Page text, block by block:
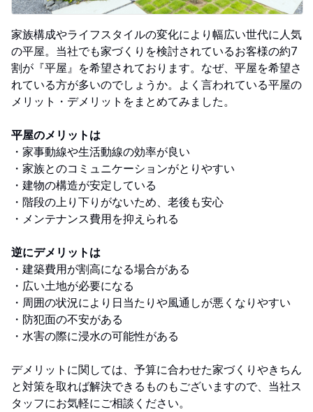
家族構成やライフスタイルの変化により幅広い世代に人気
の平屋。当社でも家づくりを検討されているお客様の約7
割が『平屋』を希望されております。なぜ、平屋を希望さ
れている方が多いのでしょうか。よく言われている平屋の
メリット・デメリットをまとめてみました。
平屋のメリットは
・家事動線や生活動線の効率が良い
・家族とのコミュニケーションがとりやすい
・建物の構造が安定している
・階段の上り下りがないため、老後も安心
・メンテナンス費用を抑えられる
逆にデメリットは
・建築費用が割高になる場合がある
・広い土地が必要になる
・周囲の状況により日当たりや風通しが悪くなりやすい
・防犯面の不安がある
・水害の際に浸水の可能性がある
デメリットに関しては、予算に合わせた家づくりやきちん
と対策を取れば解決できるものもございますので、当社ス
タッフにお気軽にご相談ください。